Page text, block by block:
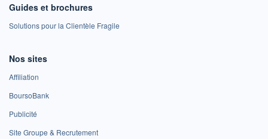
Guides et brochures
Solutions pour la Clientèle Fragile
Nos sites
Affiliation
BoursoBank
Publicité
Site Groupe & Recrutement